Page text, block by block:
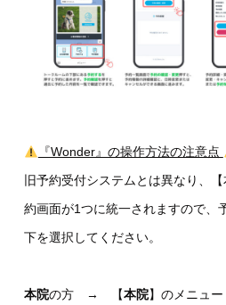
『Wonder』の操作方法の注意点
旧予約受付システムとは異なり、
約画面が1つに統一されますので、
下を選択してください。
本院の方 → 【本院】のメニュー